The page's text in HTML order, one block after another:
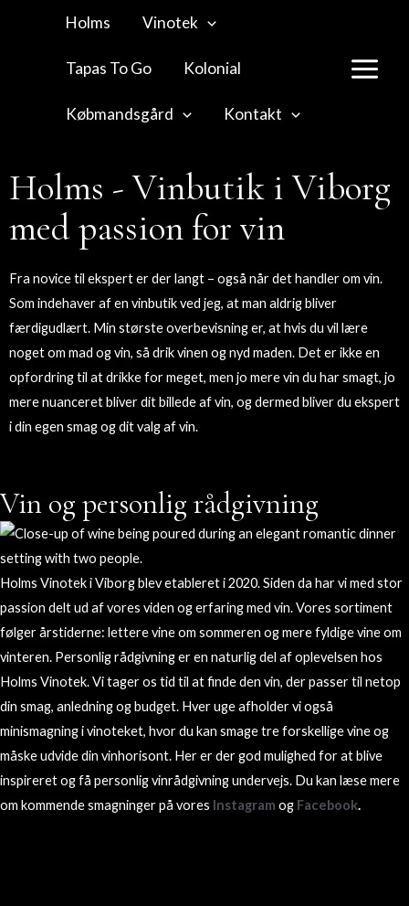
Holms Vinotek
Tapas To Go Kolonial
Købmandsgård Kontakt
Holms - Vinbutik i Viborg
med passion for vin
Fra novice til ekspert er der langt – også når det handler om vin.
Som indehaver af en vinbutik ved jeg, at man aldrig bliver
færdigudlært. Min største overbevisning er, at hvis du vil lære
noget om mad og vin, så drik vinen og nyd maden. Det er ikke en
opfordring til at drikke for meget, men jo mere vin du har smagt, jo
mere nuanceret bliver dit billede af vin, og dermed bliver du ekspert
i din egen smag og dit valg af vin.
Vin og personlig rådgivning
Holms Vinotek i Viborg blev etableret i 2020. Siden da har vi med stor
passion delt ud af vores viden og erfaring med vin. Vores sortiment
følger årstiderne: lettere vine om sommeren og mere fyldige vine om
vinteren. Personlig rådgivning er en naturlig del af oplevelsen hos
Holms Vinotek. Vi tager os tid til at finde den vin, der passer til netop
din smag, anledning og budget. Hver uge afholder vi også
minismagning i vinoteket, hvor du kan smage tre forskellige vine og
måske udvide din vinhorisont. Her er der god mulighed for at blive
inspireret og få personlig vinrådgivning undervejs. Du kan læse mere
om kommende smagninger på vores Instagram og Facebook.